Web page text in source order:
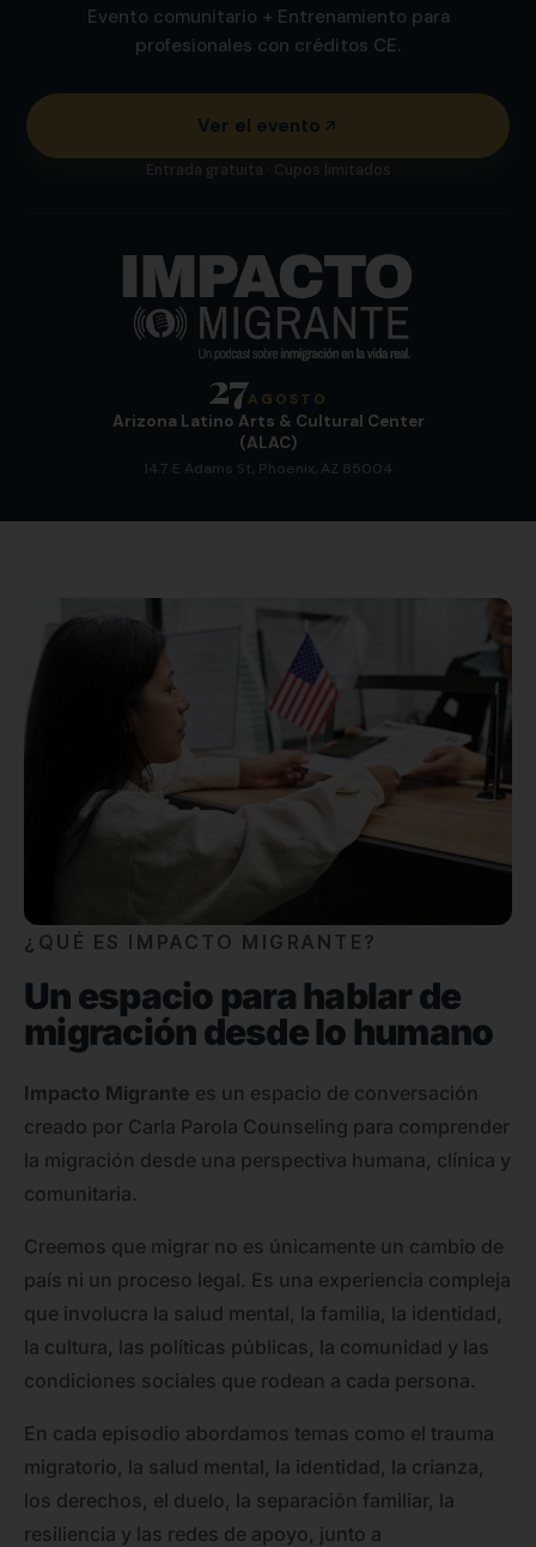
Evento comunitario + Entrenamiento para
profesionales con créditos CE.
Ver el evento
Entrada gratuita · Cupos limitados
27AGOSTO
Arizona Latino Arts & Cultural Center
(ALAC)
147 E Adams St, Phoenix, AZ 85004
¿QUÉ ES IMPACTO MIGRANTE?
Un espacio para hablar de
migración desde lo humano
Impacto Migrante es un espacio de conversación
creado por Carla Parola Counseling para comprender
la migración desde una perspectiva humana, clínica y
comunitaria.
Creemos que migrar no es únicamente un cambio de
país ni un proceso legal. Es una experiencia compleja
que involucra la salud mental, la familia, la identidad,
la cultura, las políticas públicas, la comunidad y las
condiciones sociales que rodean a cada persona.
En cada episodio abordamos temas como el trauma
migratorio, la salud mental, la identidad, la crianza,
los derechos, el duelo, la separación familiar, la
resiliencia y las redes de apoyo, junto a